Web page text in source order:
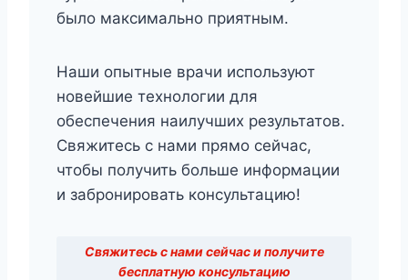
было максимально приятным.
Наши опытные врачи используют
новейшие технологии для
обеспечения наилучших результатов.
Свяжитесь с нами прямо сейчас,
чтобы получить больше информации
и забронировать консультацию!
Свяжитесь с нами сейчас и получите
бесплатную консультацию